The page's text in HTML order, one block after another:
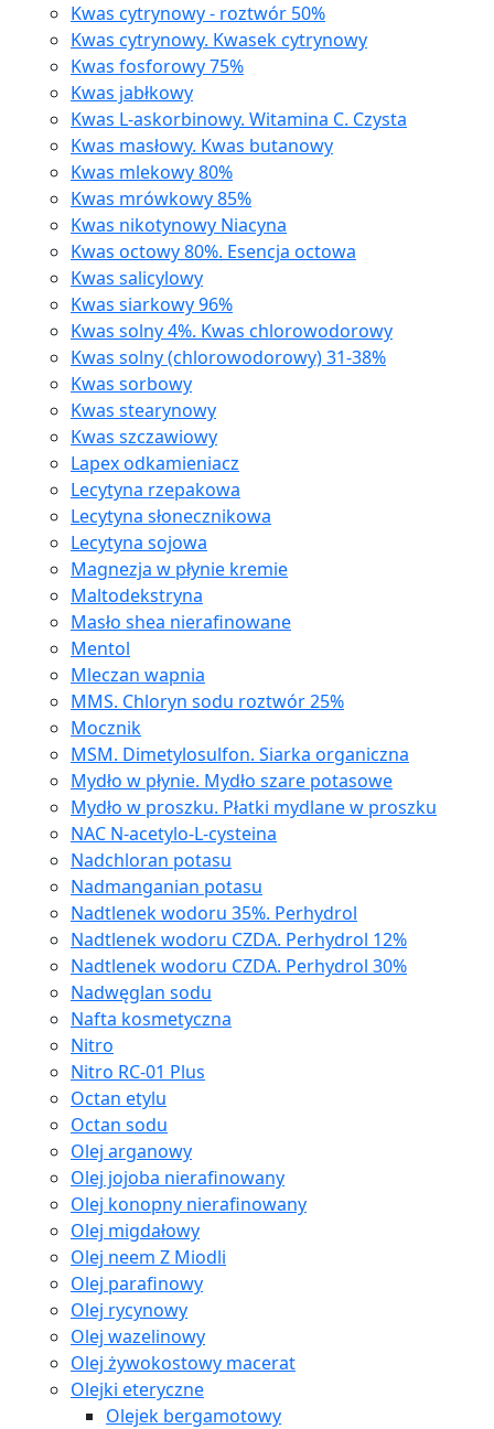
Kwas cytrynowy - roztwór 50%
Kwas cytrynowy. Kwasek cytrynowy
Kwas fosforowy 75%
Kwas jabłkowy
Kwas L-askorbinowy. Witamina C. Czysta
Kwas masłowy. Kwas butanowy
Kwas mlekowy 80%
Kwas mrówkowy 85%
Kwas nikotynowy Niacyna
Kwas octowy 80%. Esencja octowa
Kwas salicylowy
Kwas siarkowy 96%
Kwas solny 4%. Kwas chlorowodorowy
Kwas solny (chlorowodorowy) 31-38%
Kwas sorbowy
Kwas stearynowy
Kwas szczawiowy
Lapex odkamieniacz
Lecytyna rzepakowa
Lecytyna słonecznikowa
Lecytyna sojowa
Magnezja w płynie kremie
Maltodekstryna
Masło shea nierafinowane
Mentol
Mleczan wapnia
MMS. Chloryn sodu roztwór 25%
Mocznik
MSM. Dimetylosulfon. Siarka organiczna
Mydło w płynie. Mydło szare potasowe
Mydło w proszku. Płatki mydlane w proszku
NAC N-acetylo-L-cysteina
Nadchloran potasu
Nadmanganian potasu
Nadtlenek wodoru 35%. Perhydrol
Nadtlenek wodoru CZDA. Perhydrol 12%
Nadtlenek wodoru CZDA. Perhydrol 30%
Nadwęglan sodu
Nafta kosmetyczna
Nitro
Nitro RC-01 Plus
Octan etylu
Octan sodu
Olej arganowy
Olej jojoba nierafinowany
Olej konopny nierafinowany
Olej migdałowy
Olej neem Z Miodli
Olej parafinowy
Olej rycynowy
Olej wazelinowy
Olej żywokostowy macerat
Olejki eteryczne
Olejek bergamotowy